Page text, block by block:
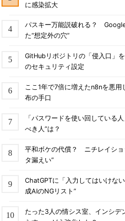
に感染拡大
パスキー万能説破れる？
た“想定外の穴”
GitHubリポジトリの「侵入口」
のセキュリティ設定
ここ1年で7倍に増えたn8nを悪
布の手口
「パスワードを使い回している
べき人”は？
平和ボケの代償？ ニチレイショ
タ漏えい”
ChatGPTに「入力してはいけな
成AIのNGリスト”
たった3人の情シス室、インシデ